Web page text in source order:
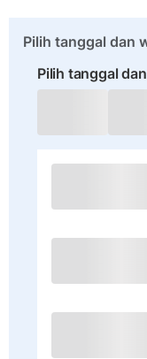
Pilih tanggal dan
Pilih tanggal